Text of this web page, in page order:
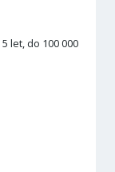
let, do 100 000